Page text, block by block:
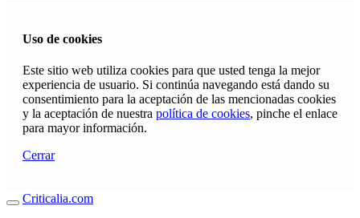
Uso de cookies
Este sitio web utiliza cookies para que usted tenga la mejor
experiencia de usuario. Si continúa navegando está dando su
consentimiento para la aceptación de las mencionadas cookies
y la aceptación de nuestra política de cookies, pinche el enlace
para mayor información.
Cerrar
Criticalia.com